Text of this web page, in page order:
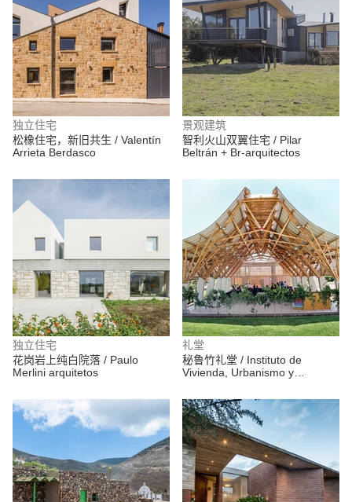
独立住宅
松橡住宅，新旧共生 / Valentín
Arrieta Berdasco
景观建筑
智利火山双翼住宅 / Pilar
Beltrán + Br-arquitectos
独立住宅
花岗岩上纯白院落 / Paulo
Merlini arquitetos
礼堂
秘鲁竹礼堂 / Instituto de
Vivienda, Urbanismo y